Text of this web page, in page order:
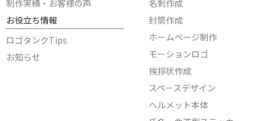
制作実績・お客様の声
お役立ち情報
ロゴタンクTips
お知らせ
名刺作成
封筒作成
ホームページ制作
モーションロゴ
挨拶状作成
スペースデザイン
ヘルメット本体